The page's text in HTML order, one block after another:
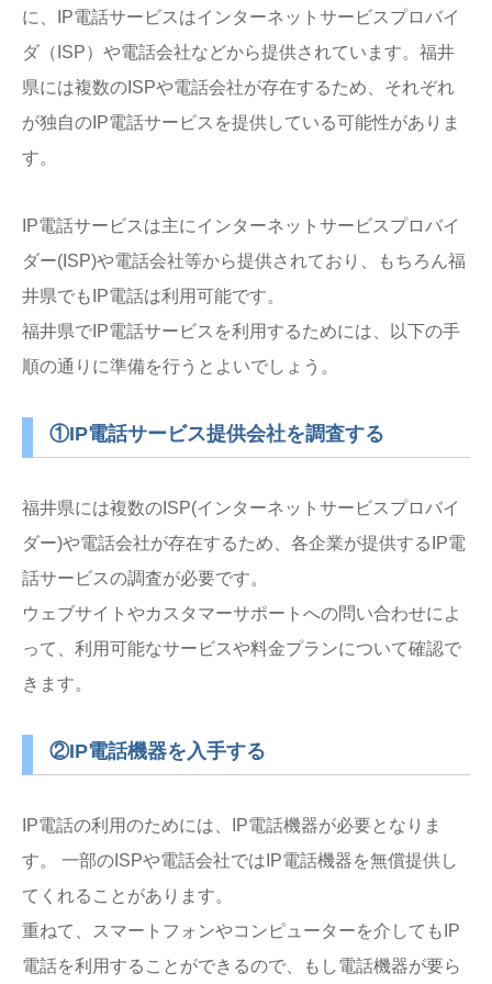
に、IP電話サービスはインターネットサービスプロバイ
ダ（ISP）や電話会社などから提供されています。福井
県には複数のISPや電話会社が存在するため、それぞれ
が独自のIP電話サービスを提供している可能性がありま
す。
IP電話サービスは主にインターネットサービスプロバイ
ダー(ISP)や電話会社等から提供されており、もちろん福
井県でもIP電話は利用可能です。
福井県でIP電話サービスを利用するためには、以下の手
順の通りに準備を行うとよいでしょう。
①IP電話サービス提供会社を調査する
福井県には複数のISP(インターネットサービスプロバイ
ダー)や電話会社が存在するため、各企業が提供するIP電
話サービスの調査が必要です。
ウェブサイトやカスタマーサポートへの問い合わせによ
って、利用可能なサービスや料金プランについて確認で
きます。
②IP電話機器を入手する
IP電話の利用のためには、IP電話機器が必要となりま
す。 一部のISPや電話会社ではIP電話機器を無償提供し
てくれることがあります。
重ねて、スマートフォンやコンピューターを介してもIP
電話を利用することができるので、もし電話機器が要ら